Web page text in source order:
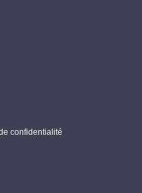
confidentialité